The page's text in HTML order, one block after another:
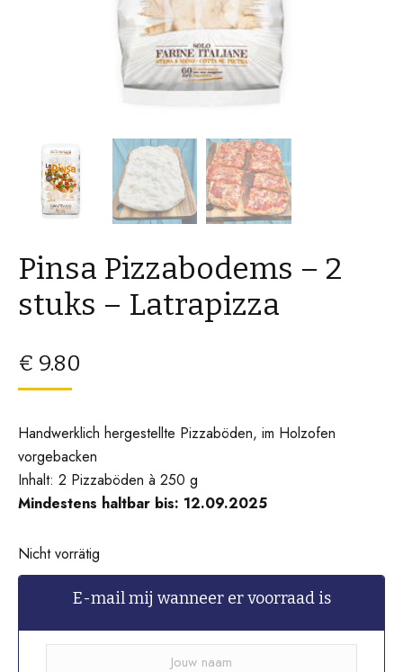
Pinsa Pizzabodems – 2
stuks – Latrapizza
€ 9.80
Handwerklich hergestellte Pizzaböden, im Holzofen
vorgebacken
Inhalt: 2 Pizzaböden à 250 g
Mindestens haltbar bis: 12.09.2025
Nicht vorrätig
E-mail mij wanneer er voorraad is